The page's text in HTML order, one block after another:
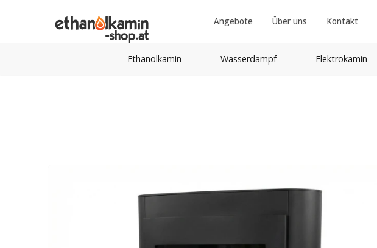
Angebote Über uns Kontakt
Ethanolkamin Wasserdampf Elektrokamin